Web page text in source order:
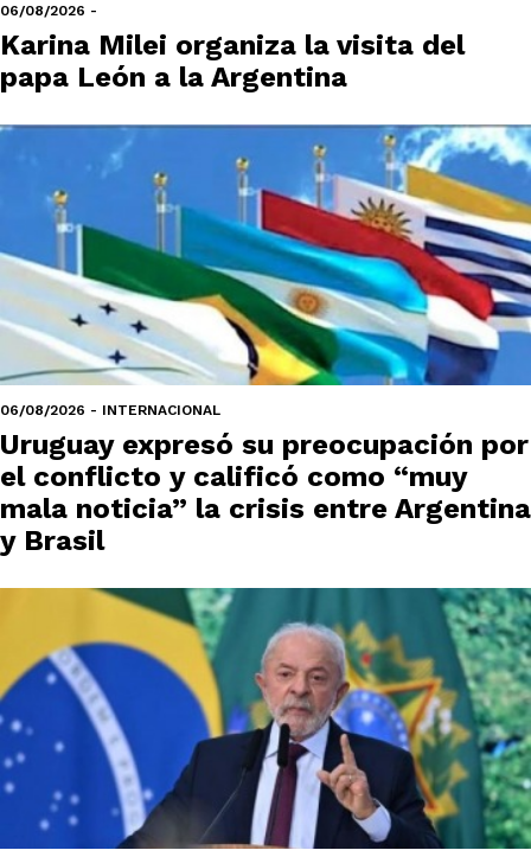
06/08/2026 -
Karina Milei organiza la visita del
papa León a la Argentina
06/08/2026 - INTERNACIONAL
Uruguay expresó su preocupación por
el conflicto y calificó como “muy
mala noticia” la crisis entre Argentina
y Brasil